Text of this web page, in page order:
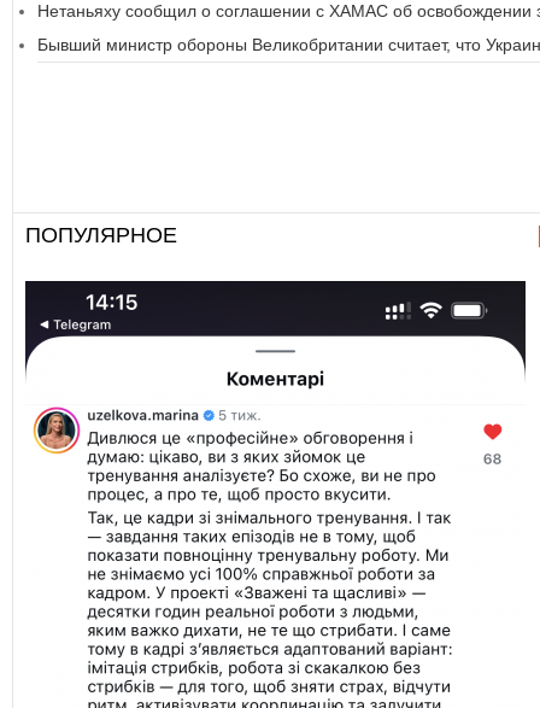
Нетаньяху сообщил о соглашении с ХАМАС об освобождении
Бывший министр обороны Великобритании считает, что
ПОПУЛЯРНОЕ